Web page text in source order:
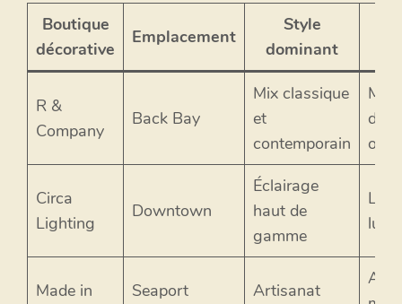
Boutique
décorative
Emplacement
Style
dominant
R &
Company
Back Bay
Mix classique
et
contemporain
Circa
Lighting
Downtown
Éclairage
haut de
gamme
Made in Seaport Artisanat